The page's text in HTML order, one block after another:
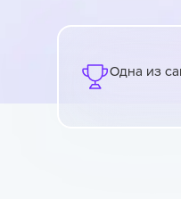
Одна из